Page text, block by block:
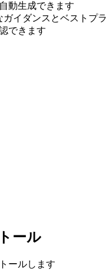
動生成できます
イダンスとベストプラ
できます
ール
ールします